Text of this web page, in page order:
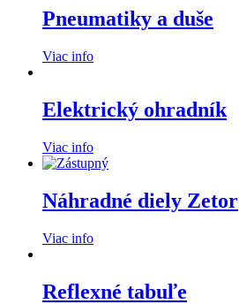
Pneumatiky a duše
Viac info
Elektrický ohradník
Viac info
Náhradné diely Zetor
Viac info
Reflexné tabuľe